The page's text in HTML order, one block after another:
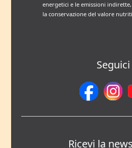
energetici e le emissioni
la conservazione del valore
Seguici
Ricevi la